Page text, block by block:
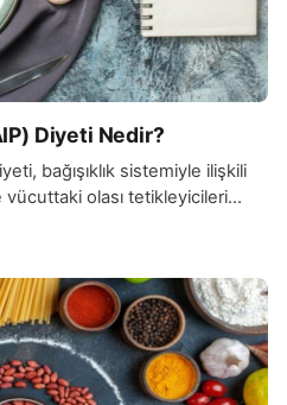
Diyeti Nedir?
bağışıklık sistemiyle ilişkili
olası tetikleyicileri